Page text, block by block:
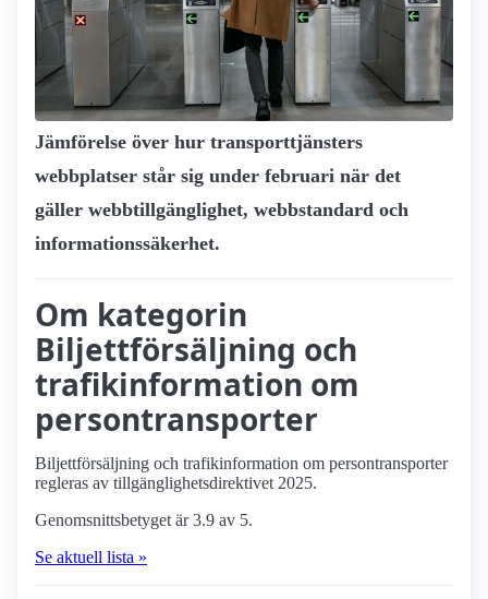
Jämförelse över hur transport­tjänsters
webbplatser står sig under februari när det
gäller webbtillgänglighet, webbstandard och
informationssäkerhet.
Om kategorin
Biljettförsäljning och
trafikinformation om
persontransporter
Biljettförsäljning och trafikinformation om persontransporter
regleras av tillgänglighetsdirektivet 2025.
Genomsnittsbetyget är 3.9 av 5.
Se aktuell lista »